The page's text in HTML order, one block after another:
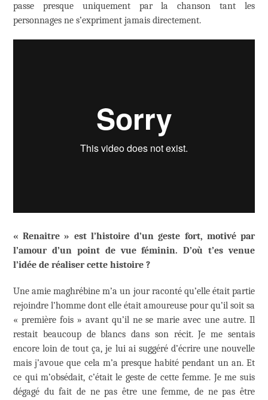
passe presque uniquement par la chanson tant les
personnages ne s’expriment jamais directement.
« Renaitre » est l’histoire d’un geste fort, motivé par
l’amour d’un point de vue féminin. D’où t’es venue
l’idée de réaliser cette histoire ?
Une amie maghrébine m’a un jour raconté qu’elle était partie
rejoindre l’homme dont elle était amoureuse pour qu’il soit sa
« première fois » avant qu’il ne se marie avec une autre. Il
restait beaucoup de blancs dans son récit. Je me sentais
encore loin de tout ça, je lui ai suggéré d’écrire une nouvelle
mais j’avoue que cela m’a presque habité pendant un an. Et
ce qui m’obsédait, c’était le geste de cette femme. Je me suis
dégagé du fait de ne pas être une femme, de ne pas être